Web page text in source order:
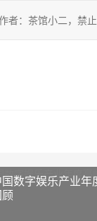
者：茶馆小二，
数字娱乐产业年